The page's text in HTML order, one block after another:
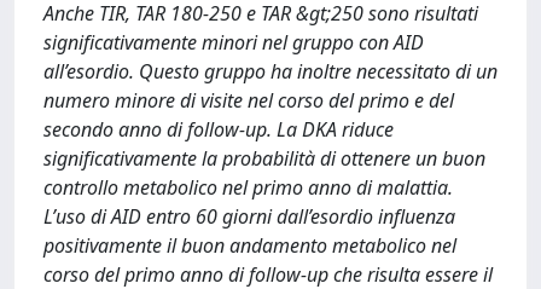
Anche TIR, TAR 180-250 e TAR &gt;250 sono risultati
significativamente minori nel gruppo con AID
all’esordio. Questo gruppo ha inoltre necessitato di un
numero minore di visite nel corso del primo e del
secondo anno di follow-up. La DKA riduce
significativamente la probabilità di ottenere un buon
controllo metabolico nel primo anno di malattia.
L’uso di AID entro 60 giorni dall’esordio influenza
positivamente il buon andamento metabolico nel
corso del primo anno di follow-up che risulta essere il